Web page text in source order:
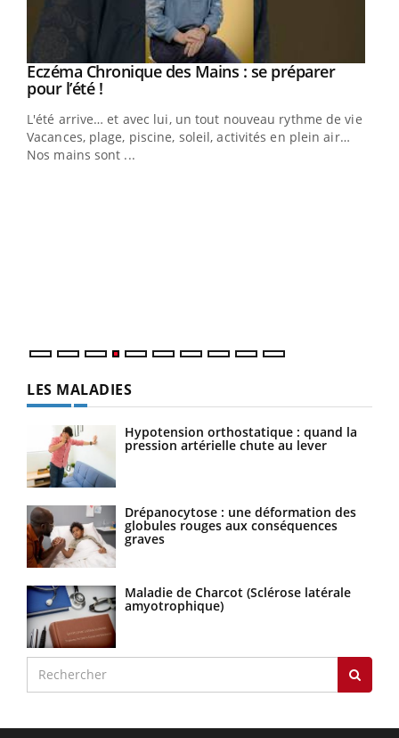
Youtube
Eczéma Chronique des Mains : se préparer
pour l’été !Youtube
L'été arrive… et avec lui, un tout nouveau rythme de vie !
Vacances, plage, piscine, soleil, activités en plein air…
Nos mains sont ...
LES MALADIES
Hypotension orthostatique : quand la
pression artérielle chute au lever
Drépanocytose : une déformation des
globules rouges aux conséquences
graves
Maladie de Charcot (Sclérose latérale
amyotrophique)